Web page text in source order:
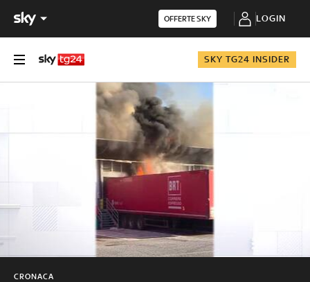
OFFERTE SKY LOGIN
SKY TG24 INSIDER
CRONACA